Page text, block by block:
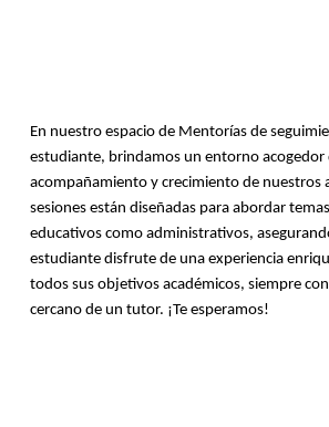
En nuestro espacio de Mentorías de
estudiante, brindamos un entorno acogedor
acompañamiento y crecimiento de nuestros
sesiones están diseñadas para abordar
educativos como administrativos,
estudiante disfrute de una experiencia
todos sus objetivos académicos, siempre
cercano de un tutor. ¡Te esperamos!